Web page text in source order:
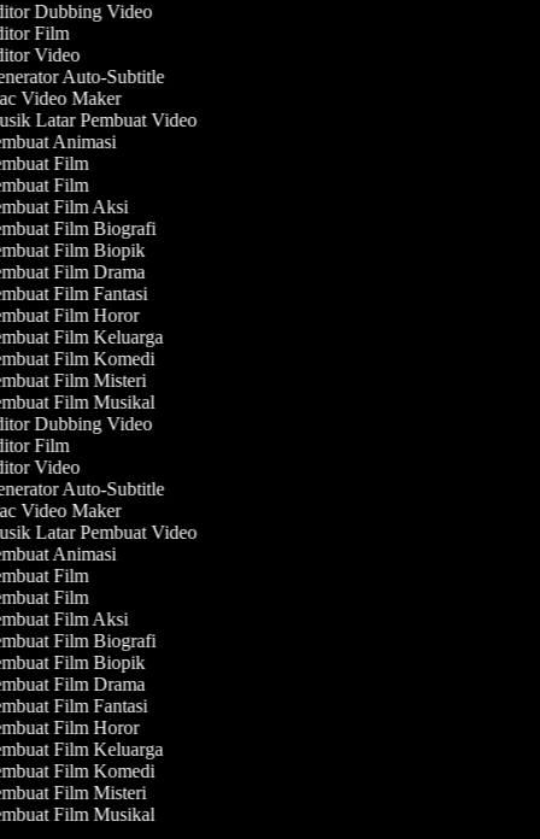
Dubbing Video
Film
Video
Auto-Subtitle
Video Maker
Latar Pembuat Video
Animasi
Film
Film
Film Aksi
Film Biografi
Film Biopik
Film Drama
Film Fantasi
Film Horor
Film Keluarga
Film Komedi
Film Misteri
Film Musikal
Dubbing Video
Film
Video
Auto-Subtitle
Video Maker
Latar Pembuat Video
Animasi
Film
Film
Film Aksi
Film Biografi
Film Biopik
Film Drama
Film Fantasi
Film Horor
Film Keluarga
Film Komedi
Film Misteri
Film Musikal